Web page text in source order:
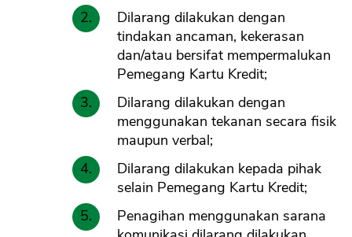
Dilarang dilakukan dengan
tindakan ancaman, kekerasan
dan/atau bersifat mempermalukan
Pemegang Kartu Kredit;
Dilarang dilakukan dengan
menggunakan tekanan secara fisik
maupun verbal;
Dilarang dilakukan kepada pihak
selain Pemegang Kartu Kredit;
Penagihan menggunakan sarana